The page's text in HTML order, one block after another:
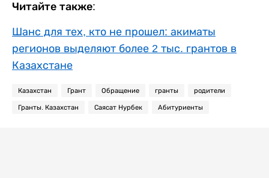
Читайте также:
Шанс для тех, кто не прошел: акиматы
регионов выделяют более 2 тыс. грантов в
Казахстане
Казахстан Грант Обращение гранты родители
Гранты. Казахстан Саясат Нурбек Абитуриенты